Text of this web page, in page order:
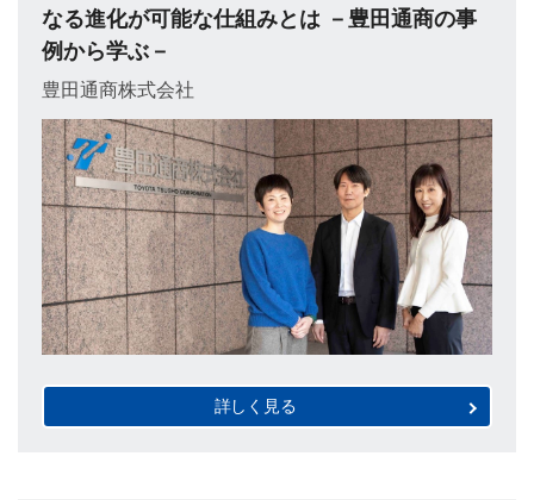
なる進化が可能な仕組みとは －豊田通商の事
例から学ぶ－
豊田通商株式会社
詳しく見る